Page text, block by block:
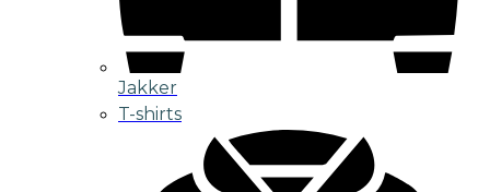
Jakker
T-shirts